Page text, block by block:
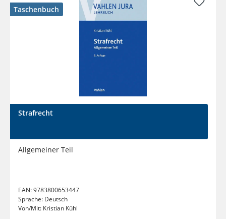
Taschenbuch
Strafrecht
Allgemeiner Teil
EAN:9783800653447
Sprache: Deutsch
Von/Mit: Kristian Kühl